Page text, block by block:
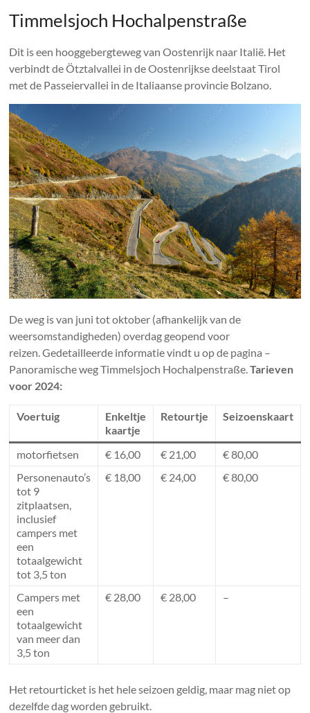
Timmelsjoch Hochalpenstraße
Dit is een hooggebergteweg van Oostenrijk naar Italië. Het
verbindt de Ötztalvallei in de Oostenrijkse deelstaat Tirol
met de Passeiervallei in de Italiaanse provincie Bolzano.
De weg is van juni tot oktober (afhankelijk van de
weersomstandigheden) overdag geopend voor
reizen. Gedetailleerde informatie vindt u op de pagina –
Panoramische weg Timmelsjoch Hochalpenstraße.Tarieven
voor 2024:
Voertuig
Enkeltje
kaartje
Retourtje Seizoenskaart
motorfietsen € 16,00 € 21,00
€ 80,00
Personenauto’s
tot 9
zitplaatsen,
inclusief
campers met
een
totaalgewicht
tot 3,5 ton
€ 18,00 € 24,00 € 80,00
Campers met
een
totaalgewicht
van meer dan
3,5 ton
€ 28,00 € 28,00 –
Het retourticket is het hele seizoen geldig, maar mag niet op
dezelfde dag worden gebruikt.